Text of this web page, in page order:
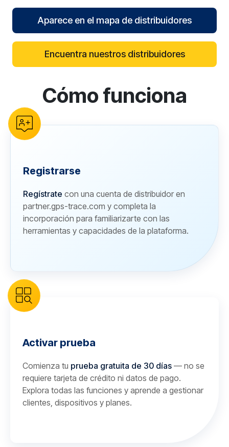
Aparece en el mapa de distribuidores
Encuentra nuestros distribuidores
reCAPTCHA verification
Cómo funciona
Registrarse
Regístrate con una cuenta de distribuidor en
partner.gps-trace.com y completa la
incorporación para familiarizarte con las
herramientas y capacidades de la plataforma.
Activar prueba
Comienza tu prueba gratuita de 30 días — no se
requiere tarjeta de crédito ni datos de pago.
Explora todas las funciones y aprende a gestionar
clientes, dispositivos y planes.